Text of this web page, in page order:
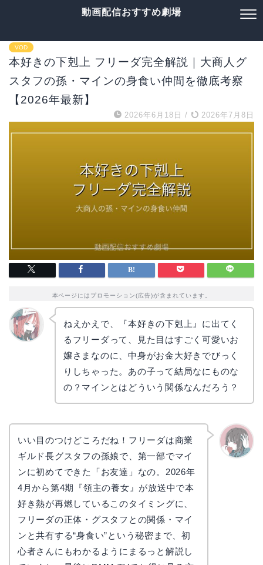
動画配信おすすめ劇場
VOD
本好きの下剋上 フリーダ完全解説｜大商人グ
スタフの孫・マインの身食い仲間を徹底考察
【2026年最新】
2026年6月18日 / 2026年7月8日
本ページにはプロモーション(広告)が含まれています。
ねえかえで、『本好きの下剋上』に出てく
るフリーダって、見た目はすごく可愛いお
嬢さまなのに、中身がお金大好きでびっく
りしちゃった。あの子って結局なにものな
の？マインとはどういう関係なんだろう？
いい目のつけどころだね！フリーダは商業
ギルド長グスタフの孫娘で、第一部でマイ
ンに初めてできた「お友達」なの。2026年
4月から第4期『領主の養女』が放送中で本
好き熱が再燃しているこのタイミングに、
フリーダの正体・グスタフとの関係・マイ
ンと共有する“身食い”という秘密まで、初
心者さんにもわかるようにまるっと解説し